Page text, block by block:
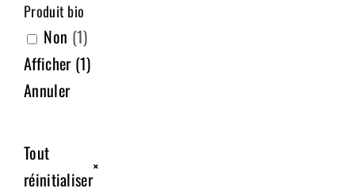
Produit bio
Non (1)
Afficher (1)
Annuler
Tout
réinitialiser
×